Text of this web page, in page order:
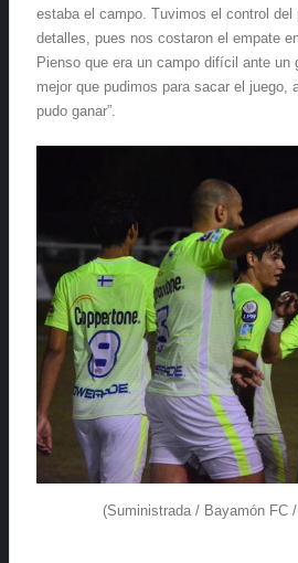
estaba el campo. Tuvimos el control del
detalles, pues nos costaron el empate
Pienso que era un campo difícil ante un
mejor que pudimos para sacar el juego,
pudo ganar”.
(Suministrada / Bayamón FC